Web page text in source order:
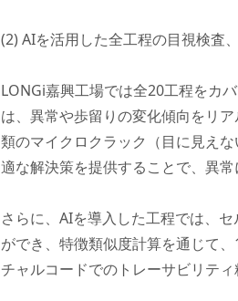
(2) AIを活用した全工程の目視検査
LONGi嘉興工場では全20工程をカ
は、異常や歩留りの変化傾向をリ
類のマイクロクラック（目に見え
適な解決策を提供することで、異
さらに、AIを導入した工程では、
ができ、特徴類似度計算を通じて
チャルコードでのトレーサビリテ